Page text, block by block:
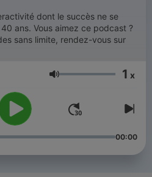
dont le succès ne se
podcast ?
sans limite, rendez-vous sur
Volume 1 x
00:00